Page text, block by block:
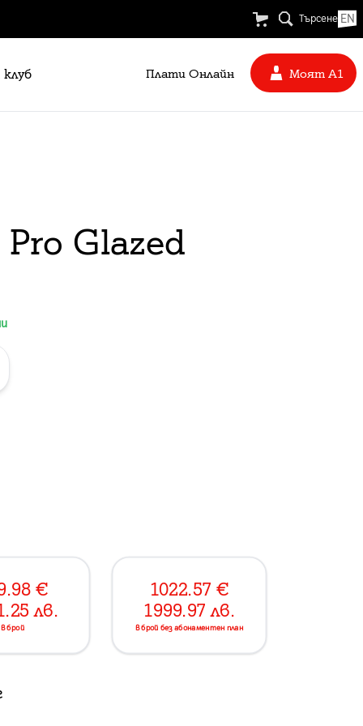
Търсене EN
Плати Oнлайн Моят А1
Glazed
€
лв.
в брой
1022.57 €
1999.97 лв.
в брой без абонаментен план